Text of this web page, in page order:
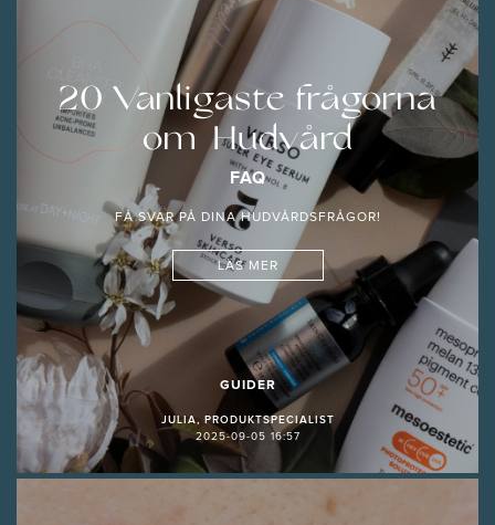
20 Vanligaste frågorna
om Hudvård
FAQ
FÅ SVAR PÅ DINA HUDVÅRDSFRÅGOR!
LÄS MER
GUIDER
JULIA, PRODUKTSPECIALIST
2025-09-05 16:57